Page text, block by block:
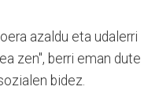
azaldu eta udalerri
zen", berri eman dute
bidez.